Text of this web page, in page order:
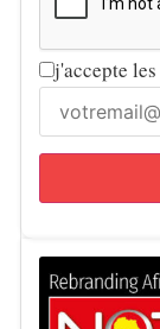
j'accepte les